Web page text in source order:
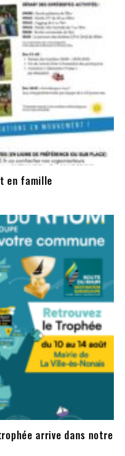
en famille
arrive dans notre